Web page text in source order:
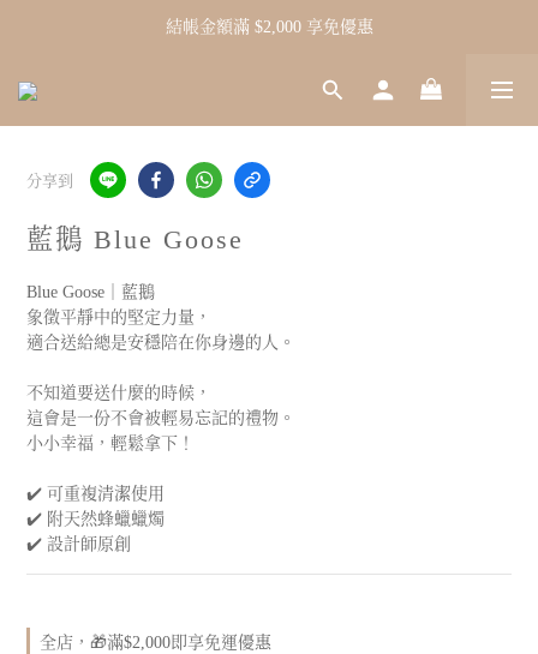
結帳金額滿 $2,000 享免優惠
分享到
藍鵝 Blue Goose
Blue Goose｜藍鵝
象徵平靜中的堅定力量，
適合送給總是安穩陪在你身邊的人。
不知道要送什麼的時候，
這會是一份不會被輕易忘記的禮物。
小小幸福，輕鬆拿下！
✔️ 可重複清潔使用
✔️ 附天然蜂蠟蠟燭
✔️ 設計師原創
全店，🎁滿$2,000即享免運優惠